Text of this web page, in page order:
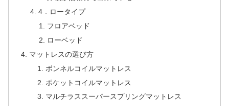
4．ロータイプ
フロアベッド
ローベッド
マットレスの選び方
ボンネルコイルマットレス
ポケットコイルマットレス
マルチラススーパースプリングマットレス